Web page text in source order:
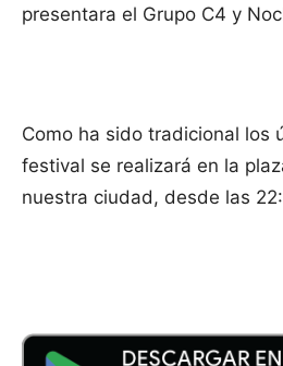
presentara el Grupo C4 y
Como ha sido tradicional los
festival se realizará en la
nuestra ciudad, desde las